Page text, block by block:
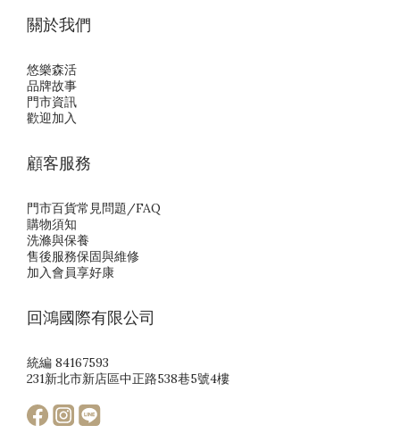
關於我們
悠樂森活
品牌故事
門市資訊
歡迎加入
顧客服務
門市百貨常見問題/FAQ
購物須知
洗滌與保養
售後服務保固與維修
加入會員享好康
回鴻國際有限公司
統編 84167593
231新北市新店區中正路538巷5號4樓